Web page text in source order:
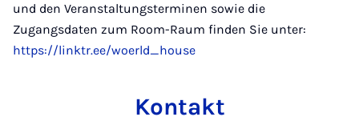
und den Veranstaltungsterminen sowie die
Zugangsdaten zum Room-Raum finden Sie unter:
https://linktr.ee/woerld_house
Kontakt